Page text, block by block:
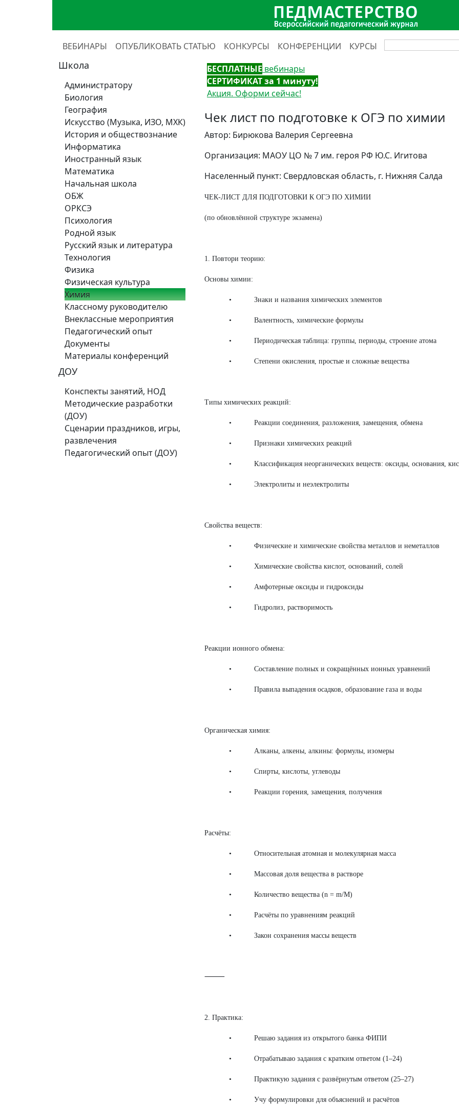
ВЕБИНАРЫ ОПУБЛИКОВАТЬ СТАТЬЮ КОНКУРСЫ КОНФЕРЕНЦИИ КУРСЫ
Школа
Администратору
Биология
География
Искусство (Музыка, ИЗО, МХК)
История и обществознание
Информатика
Иностранный язык
Математика
Начальная школа
ОБЖ
ОРКСЭ
Психология
Родной язык
Русский язык и литература
Технология
Физика
Физическая культура
Химия
Классному руководителю
Внеклассные мероприятия
Педагогический опыт
Документы
Материалы конференций
ДОУ
Конспекты занятий, НОД
Методические разработки
(ДОУ)
Сценарии праздников, игры,
развлечения
Педагогический опыт (ДОУ)
БЕСПЛАТНЫЕ вебинары
СЕРТИФИКАТ за 1 минуту!
Акция. Оформи сейчас!
Чек лист по подготовке к ОГЭ по химии
Автор: Бирюкова Валерия Сергеевна
Организация: МАОУ ЦО № 7 им. героя РФ Ю.С. Игитова
Населенный пункт: Свердловская область, г. Нижняя Салда
ЧЕК-ЛИСТ ДЛЯ ПОДГОТОВКИ К ОГЭ ПО ХИМИИ
(по обновлённой структуре экзамена)
1. Повтори теорию:
Основы химии:
• Знаки и названия химических элементов
• Валентность, химические формулы
• Периодическая таблица: группы, периоды, строение атома
• Степени окисления, простые и сложные вещества
Типы химических реакций:
• Реакции соединения, разложения, замещения, обмена
• Признаки химических реакций
• Классификация неорганических веществ: оксиды, основания,
• Электролиты и неэлектролиты
Свойства веществ:
• Физические и химические свойства металлов и неметаллов
• Химические свойства кислот, оснований, солей
• Амфотерные оксиды и гидроксиды
• Гидролиз, растворимость
Реакции ионного обмена:
• Составление полных и сокращённых ионных уравнений
• Правила выпадения осадков, образование газа и воды
Органическая химия:
• Алканы, алкены, алкины: формулы, изомеры
• Спирты, кислоты, углеводы
• Реакции горения, замещения, получения
Расчёты:
• Относительная атомная и молекулярная масса
• Массовая доля вещества в растворе
• Количество вещества (n = m/M)
• Расчёты по уравнениям реакций
• Закон сохранения массы веществ
⸻
2. Практика:
• Решаю задания из открытого банка ФИПИ
• Отрабатываю задания с кратким ответом (1–24)
• Практикую задания с развёрнутым ответом (25–27)
• Учу формулировки для объяснений и расчётов